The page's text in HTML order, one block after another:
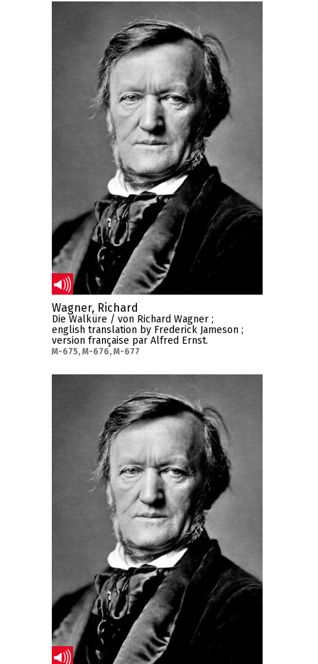
Wagner, Richard
Die Walküre / von Richard Wagner ;
english translation by Frederick Jameson ;
version française par Alfred Ernst.
M-675, M-676, M-677